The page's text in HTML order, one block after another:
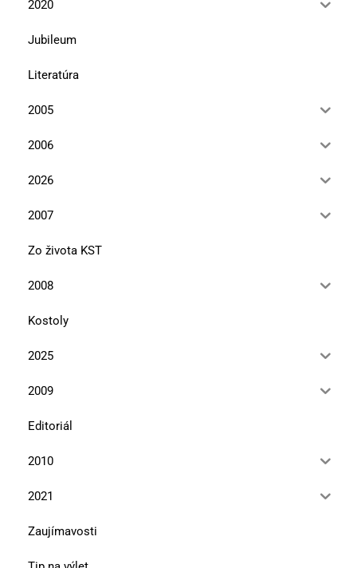
2020
Jubileum
Literatúra
2005
2006
2026
2007
Zo života KST
2008
Kostoly
2025
2009
Editoriál
2010
2021
Zaujímavosti